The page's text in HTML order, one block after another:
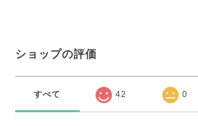
ショップの評価
すべて 42 0